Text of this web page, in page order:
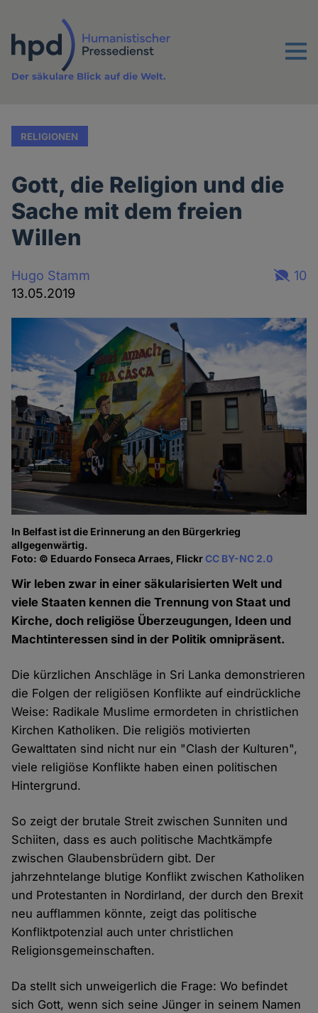
Inhalt
Menu
Der säkulare Blick auf die Welt.
RELIGIONEN
Gott, die Religion und die
Sache mit dem freien
Willen
Hugo Stamm
13.05.2019
10
In Belfast ist die Erinnerung an den Bürgerkrieg
allgegenwärtig.
Foto: © Eduardo Fonseca Arraes, FlickrCC BY-NC 2.0
Wir leben zwar in einer säkularisierten Welt und
viele Staaten kennen die Trennung von Staat und
Kirche, doch religiöse Überzeugungen, Ideen und
Machtinteressen sind in der Politik omnipräsent.
Die kürzlichen Anschläge in Sri Lanka demonstrieren
die Folgen der religiösen Konflikte auf eindrückliche
Weise: Radikale Muslime ermordeten in christlichen
Kirchen Katholiken. Die religiös motivierten
Gewalttaten sind nicht nur ein "Clash der Kulturen",
viele religiöse Konflikte haben einen politischen
Hintergrund.
So zeigt der brutale Streit zwischen Sunniten und
Schiiten, dass es auch politische Machtkämpfe
zwischen Glaubensbrüdern gibt. Der
jahrzehntelange blutige Konflikt zwischen Katholiken
und Protestanten in Nordirland, der durch den Brexit
neu aufflammen könnte, zeigt das politische
Konfliktpotenzial auch unter christlichen
Religionsgemeinschaften.
Da stellt sich unweigerlich die Frage: Wo befindet
sich Gott, wenn sich seine Jünger in seinem Namen